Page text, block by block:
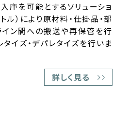
庫を可能とするソリューショ
ル）により原材料・仕掛品・部
イン間への搬送や再保管を行
タイズ・デパレタイズを行いま
詳しく見る